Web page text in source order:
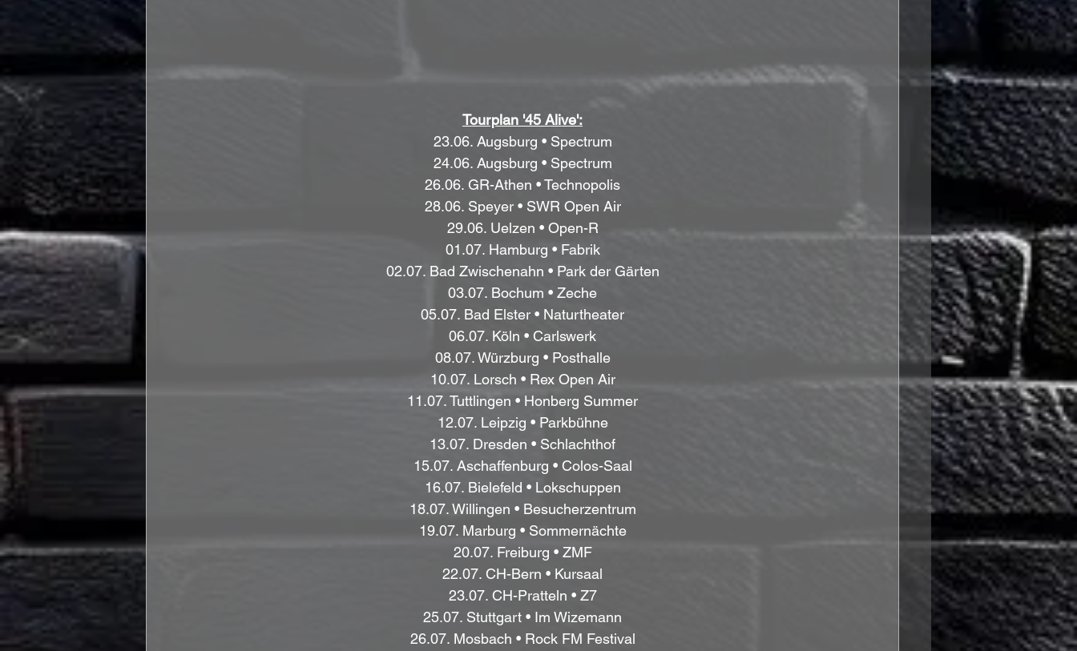
Tourplan '45 Alive':
23.06. Augsburg • Spectrum
24.06. Augsburg • Spectrum
26.06. GR-Athen • Technopolis
28.06. Speyer • SWR Open Air
29.06. Uelzen • Open-R
01.07. Hamburg • Fabrik
02.07. Bad Zwischenahn • Park der Gärten
03.07. Bochum • Zeche
05.07. Bad Elster • Naturtheater
06.07. Köln • Carlswerk
08.07. Würzburg • Posthalle
10.07. Lorsch • Rex Open Air
11.07. Tuttlingen • Honberg Summer
12.07. Leipzig • Parkbühne
13.07. Dresden • Schlachthof
15.07. Aschaffenburg • Colos-Saal
16.07. Bielefeld • Lokschuppen
18.07. Willingen • Besucherzentrum
19.07. Marburg • Sommernächte
20.07. Freiburg • ZMF
22.07. CH-Bern • Kursaal
23.07. CH-Pratteln • Z7
25.07. Stuttgart • Im Wizemann
26.07. Mosbach • Rock FM Festival